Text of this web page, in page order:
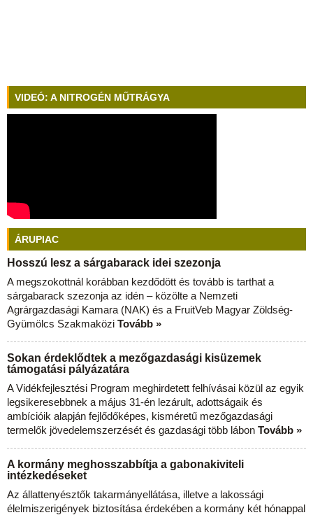
VIDEÓ: A NITROGÉN MŰTRÁGYA
ÁRUPIAC
Hosszú lesz a sárgabarack idei szezonja
A megszokottnál korábban kezdődött és tovább is tarthat a
sárgabarack szezonja az idén – közölte a Nemzeti
Agrárgazdasági Kamara (NAK) és a FruitVeb Magyar Zöldség-
Gyümölcs Szakmaközi Tovább »
Sokan érdeklődtek a mezőgazdasági kisüzemek
támogatási pályázatára
A Vidékfejlesztési Program meghirdetett felhívásai közül az egyik
legsikeresebbnek a május 31-én lezárult, adottságaik és
ambícióik alapján fejlődőképes, kisméretű mezőgazdasági
termelők jövedelemszerzését és gazdasági több lábon Tovább »
A kormány meghosszabbítja a gabonakiviteli
intézkedéseket
Az állattenyésztők takarmányellátása, illetve a lakossági
élelmiszerigények biztosítása érdekében a kormány két hónappal